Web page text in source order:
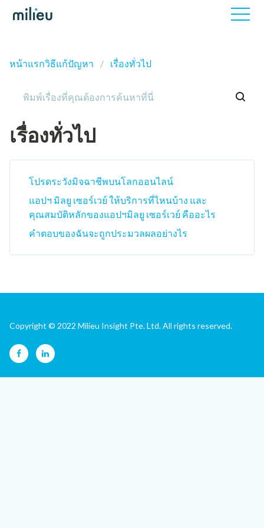
หน้าแรกวิธีแก้ปัญหา เรื่องทั่วไป
เรื่องทั่วไป
โปรดระวังมิจฉาชีพบนโลกออนไลน์
แอปฯ มิลยู เซอร์เวย์ ให้บริการที่ไหนบ้าง และ
คุณสมบัติหลักของแอปฯมิลยู เซอร์เวย์ คืออะไร
คำตอบของฉันจะถูกประมวลผลอย่างไร
Copyright © 2022 Milieu Insight Pte. Ltd. All rights reserved.